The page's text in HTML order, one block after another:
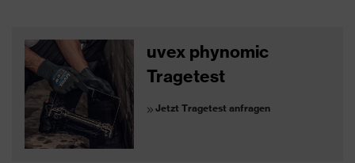
uvex phynomic
Tragetest
Jetzt Tragetest anfragen